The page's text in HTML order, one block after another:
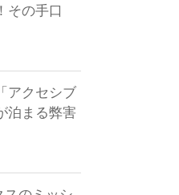
その手口
アクセシブ
泊まる弊害